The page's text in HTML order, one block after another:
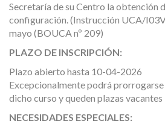
Secretaría de su Centro la obtención
configuración. (Instrucción UCA/
mayo (BOUCA nº 209)
PLAZO DE INSCRIPCIÓN:
Plazo abierto hasta 10-04-2026
Excepcionalmente podrá
dicho curso y queden plazas vacantes
NECESIDADES ESPECIALES: